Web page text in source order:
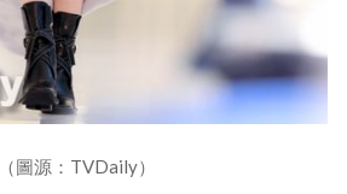
（圖源：TVDaily）